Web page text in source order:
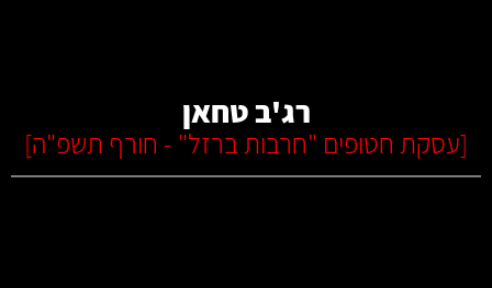
רג'ב טחאן
[עסקת חטופים "חרבות ברזל" - חורף תשפ"ה]